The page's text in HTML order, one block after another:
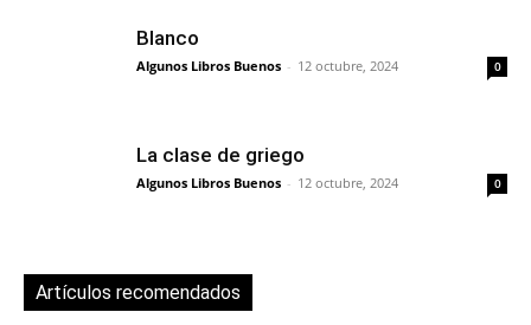
Blanco
Algunos Libros Buenos - 12 octubre, 2024 0
La clase de griego
Algunos Libros Buenos - 12 octubre, 2024 0
Artículos recomendados